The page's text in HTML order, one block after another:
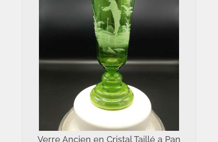
Verre Ancien en Cristal Taillé a Pan